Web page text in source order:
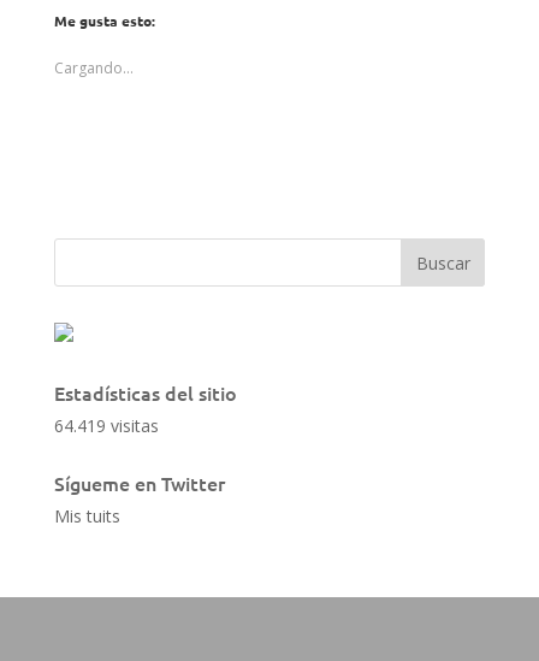
Me gusta esto:
Cargando...
Estadísticas del sitio
64.419 visitas
Sígueme en Twitter
Mis tuits